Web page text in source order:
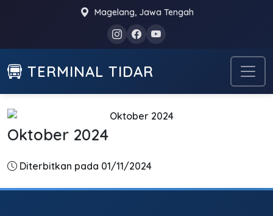
Magelang, Jawa Tengah
TERMINAL TIDAR
Oktober 2024
Diterbitkan pada 01/11/2024